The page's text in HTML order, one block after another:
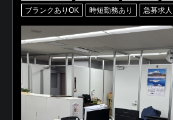
ブランクありOK
時短勤務あり 急募求人